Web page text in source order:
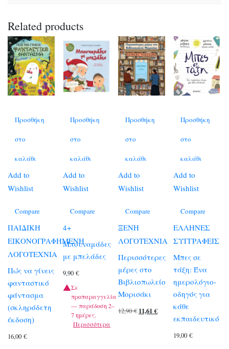
Related products
Προσθήκη
στο
καλάθι
Add to
Wishlist
Compare
ΠΑΙΔΙΚΗ
ΕΙΚΟΝΟΓΡΑΦΗΜΕΝΗ
ΛΟΓΟΤΕΧΝΙΑ
Πώς να γίνεις
φανταστικό
φάντασμα
(σκληρόδετη
έκδοση)
16,00 €
Προσθήκη
στο
καλάθι
Add to
Wishlist
Compare
4+
Μπουναμάδες
με μπελάδες
9,90€
Σε
προπαραγγελία
— παράδοση 2–
7 ημέρες.
Περισσότερα
Προσθήκη
στο
καλάθι
Add to
Wishlist
Compare
ΞΕΝΗ
ΛΟΓΟΤΕΧΝΙΑ
Περισσότερες
μέρες στο
Βιβλιοπωλείο
Μορισάκι
12,90€ Original
11,61€Η
τρέχουσα
Προσθήκη
στο
καλάθι
Add to
Wishlist
Compare
ΕΛΛΗΝΕΣ
ΣΥΓΓΡΑΦΕΙΣ
Μπες σε
τάξη: Ένα
ημερολόγιο-
οδηγός για
κάθε
εκπαιδευτικό
19,00€